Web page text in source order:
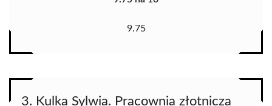
9.75
3. Kulka Sylwia. Pracownia złotnicza